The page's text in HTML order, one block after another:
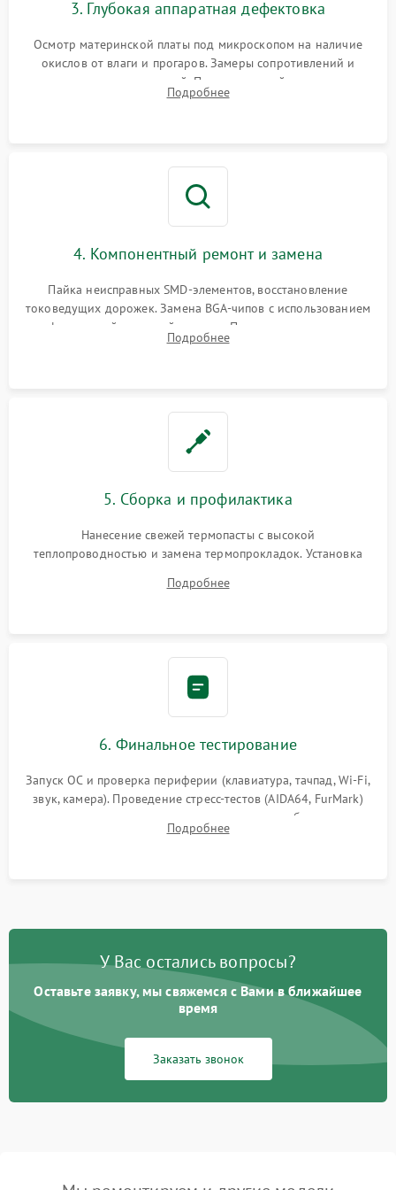
3. Глубокая аппаратная дефектовка
Осмотр материнской платы под микроскопом на наличие
окислов от влаги и прогаров. Замеры сопротивлений и
дежурных напряжений. Проверка цепей питания,
мультиконтроллера, процессора и видеочипа.
Подробнее
4. Компонентный ремонт и замена
Пайка неисправных SMD-элементов, восстановление
токоведущих дорожек. Замена BGA-чипов с использованием
инфракрасной паяльной станции. Прошивка микросхемы
BIOS или замена поврежденных портов USB
Подробнее
5. Сборка и профилактика
Нанесение свежей термопасты с высокой
теплопроводностью и замена термопрокладок. Установка
шлейфов, модулей памяти и накопителей. Предварительная
Подробнее
6. Финальное тестирование
Запуск ОС и проверка периферии (клавиатура, тачпад, Wi-Fi,
звук, камера). Проведение стресс-тестов (AIDA64, FurMark)
для контроля температурного режима и стабильности
системы под пиковой нагрузкой.
Подробнее
У Вас остались вопросы?
Оставьте заявку, мы свяжемся с Вами в ближайшее
время
Заказать звонок